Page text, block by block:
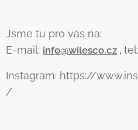
Jsme tu pro vás na:
E-mail: info@wilesco.cz ,
Instagram: https://
/